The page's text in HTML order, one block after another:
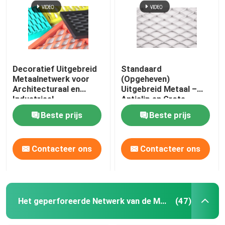
Fabriekstocht
Neem contact met ons op
Nieuws
Gevallen
Het geperforeerde Netwerk van de Metaaldraad
Decoratief Uitgebreid
Metaalnetwerk voor
Architecturaal en
Industrieel
Beste prijs
Contacteer ons
Standaard
(Opgeheven)
Uitgebreid Metaal –
Antislip en Grote
Corrosieweerstand
Beste prijs
Contacteer ons
Het geperforeerde Netwerk van de Metaaldraad (47)